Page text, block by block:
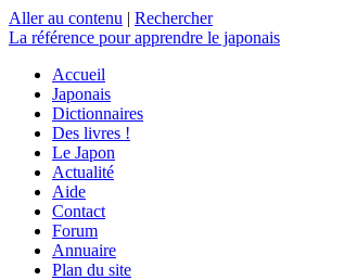
Aller au contenu | Rechercher
La référence pour apprendre le japonais
Accueil
Japonais
Dictionnaires
Des livres !
Le Japon
Actualité
Aide
Contact
Forum
Annuaire
Plan du site